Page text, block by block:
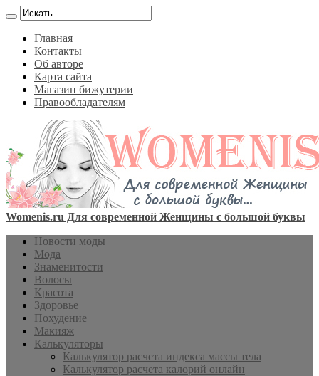
Главная
Контакты
Об авторе
Карта сайта
Магазин бижутерии
Правообладателям
Womenis.ru Для современной Женщины с большой буквы
Новости моды
Мода
Знаменитости
Волосы
Красота
Здоровье
Похудение
Макияж
Калькуляторы
Калькулятор расчета индекса массы тела
Калькулятор расчета калорий онлайн